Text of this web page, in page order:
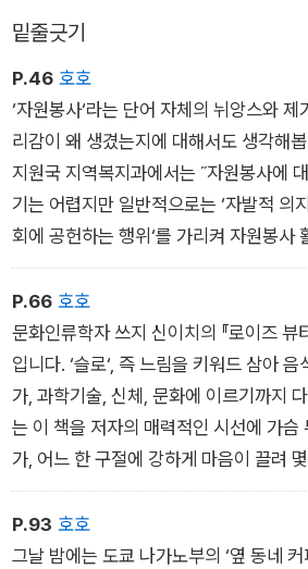
을 접하면 꽉 막힌 공간에 작은 숨구멍이
보리라 생각한다.
-<옮긴이의 말>
밑줄긋기
P.46 호호
‘자원봉사‘라는 단어 자체의 뉘앙스와 제
리감이 왜 생겼는지에 대해서도 생각해
지원국 지역복지과에서는 ˝자원봉사에
기는 어렵지만 일반적으로는 ‘자발적 의
회에 공헌하는 행위‘를 가리켜 자원봉사
동의 성격으로 자주성(주체성)‘, ‘사회성(
성)‘ 등을 들 수 있다˝고 설명했습니다. 이
또는 사회(공)‘와 ‘자신(사)‘은 과연 명확
이 샘솟습니다. 도시에 살던 무렵에는 임
이 ‘사‘, 바깥쪽이 ‘공‘이라는 느낌이 또렷
했던 듯합니다. 그러고 보니 코로나19
교했을 때, 아이들을 데리고 공원에 가도
을 느끼고 집에 있어도 ˝아이 목소리가
쪽지를 받는다는 부모들의 이야기를 들은
이라는 특수한 변화 탓도 있겠지만, 그런
P.66 호호
문화인류학자 쓰지 신이치의 『로이즈 뷰
입니다. ‘슬로‘, 즉 느림을 키워드 삼아
가, 과학기술, 신체, 문화에 이르기까지
는 이 책을 저자의 매력적인 시선에 가슴
가, 어느 한 구절에 강하게 마음이 끌려
쓰면서 상상의 나래를 펼쳐나갔습니다.
크 지방의 몽트레동이라는 마을에 사는,
한 블루치즈 ‘로크포르‘의 생산자이자 트
P.93 호호
그날 밤에는 도쿄 나가노부의 ‘옆 동네 커